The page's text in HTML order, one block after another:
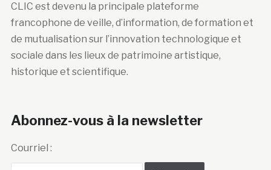
CLIC est devenu la principale plateforme
francophone de veille, d’information, de formation et
de mutualisation sur l’innovation technologique et
sociale dans les lieux de patrimoine artistique,
historique et scientifique.
Abonnez-vous à la newsletter
Courriel :